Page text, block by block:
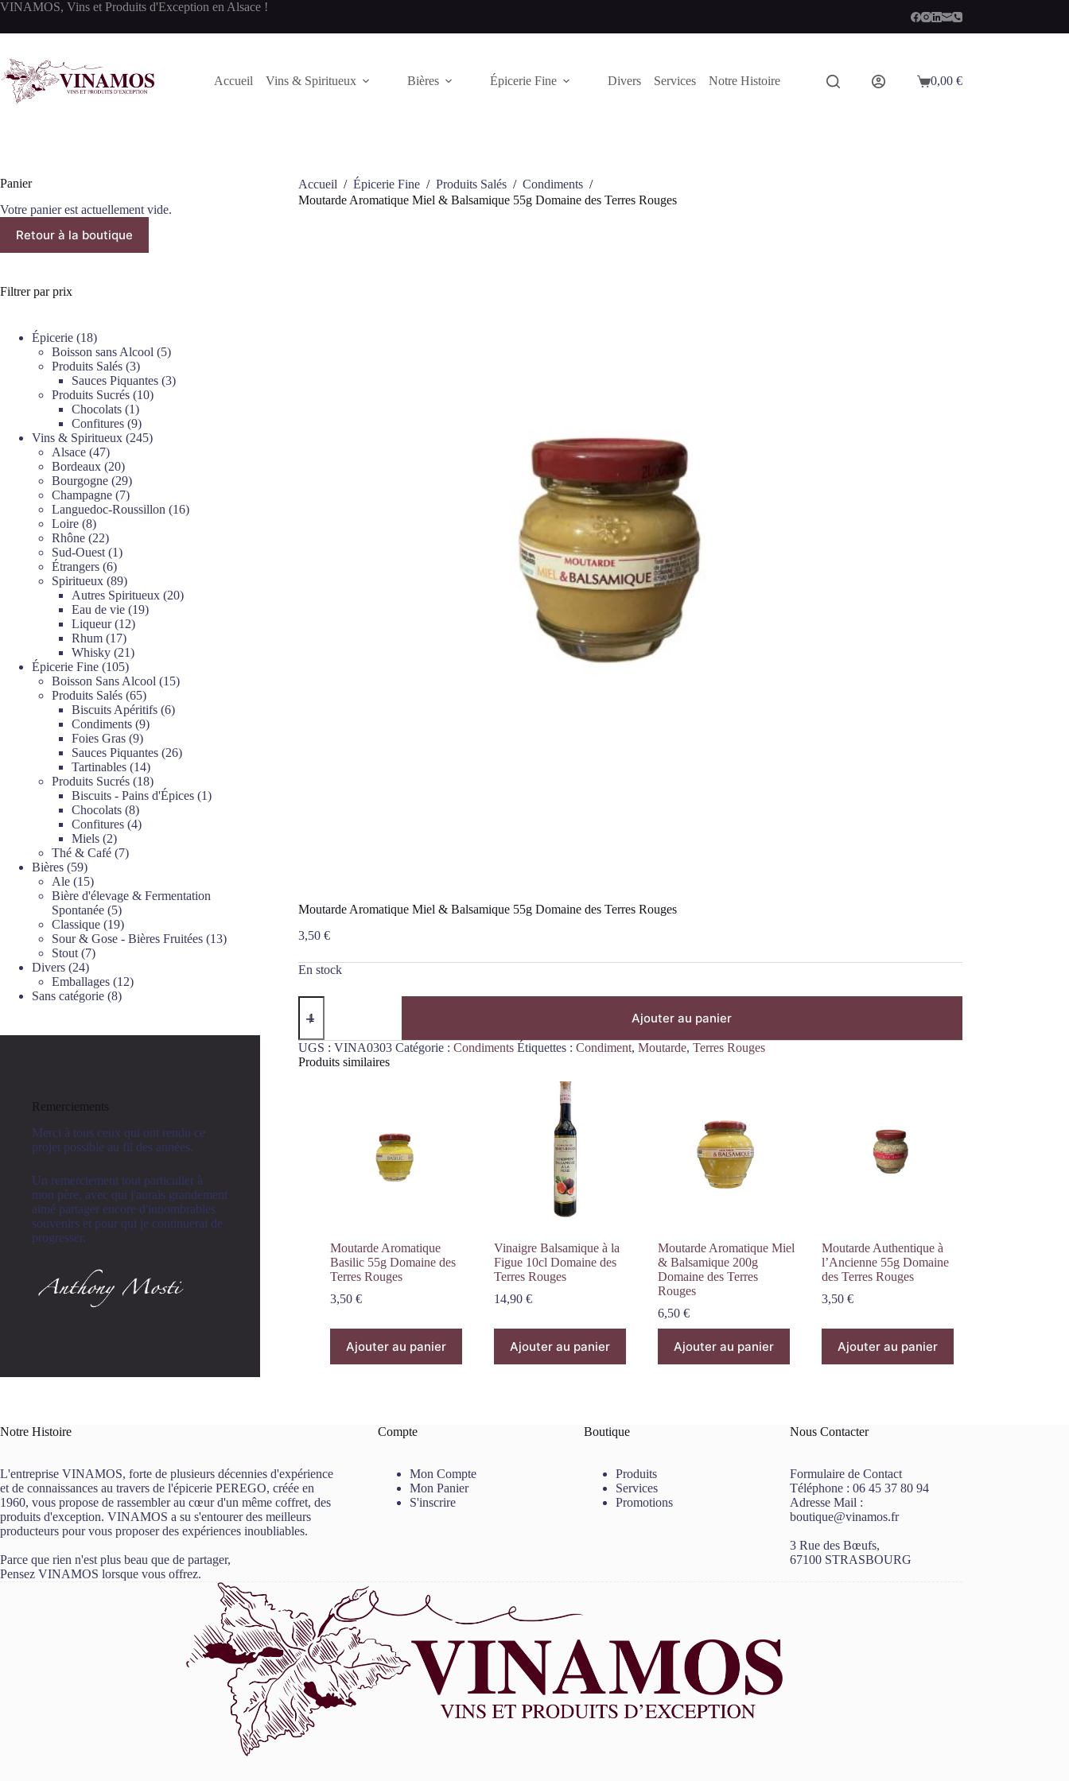
Passer
contenu
VINAMOS, Vins et Produits d'Exception en Alsace !
Accueil Vins & Spiritueux Bières Épicerie Fine Divers Services Notre Histoire
Panier
0,00 €
Accueil / Épicerie Fine / Produits Salés / Condiments /
Moutarde Aromatique Miel & Balsamique 55g Domaine des Terres Rouges
Moutarde Aromatique Miel & Balsamique 55g Domaine des Terres Rouges
3,50 €
En stock
quantité
Aromatique
Miel
&
Ajouter au panier
UGS : VINA0303 Catégorie : Condiments Étiquettes : Condiment, Moutarde, Terres Rouges
Produits similaires
Moutarde Aromatique
Basilic 55g Domaine des
Terres Rouges
3,50 €
Ajouter au panier
Vinaigre Balsamique à la
Figue 10cl Domaine des
Terres Rouges
14,90€
Ajouter au panier
Moutarde Aromatique Miel
& Balsamique 200g
Domaine des Terres
Rouges
6,50€
Ajouter au panier
Moutarde Authentique à
l’Ancienne 55g Domaine
des Terres Rouges
3,50€
Ajouter au panier
Panier
Votre panier est actuellement vide.
Retour à la boutique
Filtrer par prix
Épicerie 1818
produits
Boisson sans Alcool 55
Produits Salés 33
produits
Sauces Piquantes 33
Produits Sucrés 1010
Chocolats 11
produit
Confitures 99
produits
Vins & Spiritueux 245245
Alsace 4747
produits
Bordeaux 2020
produits
Bourgogne 2929
produits
Champagne 77
produits
Languedoc-Roussillon 1616
Loire 88
produits
Rhône 2222
produits
Sud-Ouest 11
Étrangers 66
produits
Spiritueux 8989
produits
Autres Spiritueux 2020
Eau de vie 1919
Liqueur 1212
Rhum 1717
produits
Whisky 2121
Épicerie Fine 105105
produits
Boisson Sans Alcool 1515
Produits Salés 6565
produits
Biscuits Apéritifs 66
Condiments 99
Foies Gras 99
produits
Sauces Piquantes 2626
Tartinables 1414
produits
Produits Sucrés 1818
produits
Biscuits - Pains d'Épices 11
Chocolats 88
produits
Confitures 44
Miels 22
produits
Thé & Café 77
Bières 5959
produits
Ale 1515
produits
Bière d'élevage & Fermentation
Spontanée 55
produits
Classique 1919
produits
Sour & Gose - Bières Fruitées 1313
Stout 77
Divers 2424
produits
Emballages 1212
Sans catégorie 88
Remerciements
Merci à tous ceux qui ont rendu ce
projet possible au fil des années.
Un remerciement tout particulier à
mon père, avec qui j'aurais grandement
aimé partager encore d'innombrables
souvenirs et pour qui je continuerai de
progresser.
Notre Histoire
L'entreprise VINAMOS, forte de plusieurs décennies d'expérience
et de connaissances au travers de l'épicerie PEREGO, créée en
1960, vous propose de rassembler au cœur d'un même coffret, des
produits d'exception. VINAMOS a su s'entourer des meilleurs
producteurs pour vous proposer des expériences inoubliables.
Parce que rien n'est plus beau que de partager,
Pensez VINAMOS lorsque vous offrez.
Compte
Mon Compte
Mon Panier
S'inscrire
Boutique
Produits
Services
Promotions
Nous Contacter
Formulaire de Contact
Téléphone :06 45 37 80 94
Adresse Mail :
boutique@vinamos.fr
3 Rue des Bœufs,
67100 STRASBOURG